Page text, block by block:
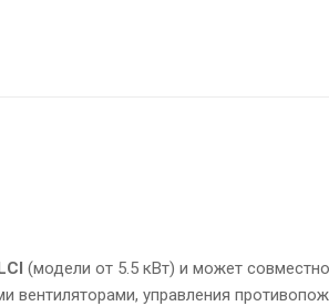
(модели от 5.5 кВт) и может
управления